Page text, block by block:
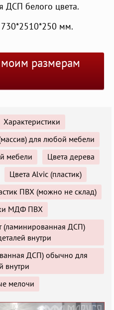
ДСП белого цвета.
мм.
размерам
Характеристики
для любой мебели
мебели
Цвета дерева
Цвета Alvic (пластик)
ПВХ (можно не склад)
МДФ ПВХ
(ламинированная ДСП)
внутри
ДСП) обычно для
внутри
мелочи